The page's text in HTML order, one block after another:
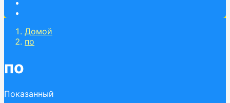
Домой
по
по
Показанный